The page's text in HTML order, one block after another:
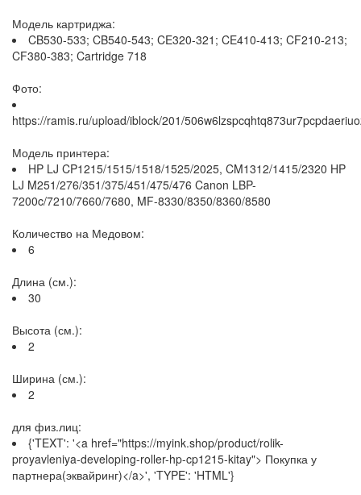
Модель картриджа:
CB530-533; CB540-543; CE320-321; CE410-413; CF210-213;
CF380-383; Cartridge 718
Фото:
https://ramis.ru/upload/iblock/201/
Модель принтера:
HP LJ CP1215/1515/1518/1525/2025, CM1312/1415/2320 HP
LJ M251/276/351/375/451/475/476 Canon LBP-
7200c/7210/7660/7680, MF-8330/8350/8360/8580
Количество на Медовом:
6
Длина (см.):
30
Высота (см.):
2
Ширина (см.):
2
для физ.лиц:
{'TEXT': '<a href="https://myink.shop/product/rolik-
proyavleniya-developing-roller-hp-cp1215-kitay"> Покупка у
партнера(эквайринг)</a>', 'TYPE': 'HTML'}